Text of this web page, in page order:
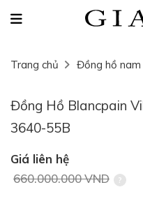
Trang chủ Đồng hồ nam
Đồng Hồ Blancpain
3640-55B
Giá liên hệ
660.000.000 VND